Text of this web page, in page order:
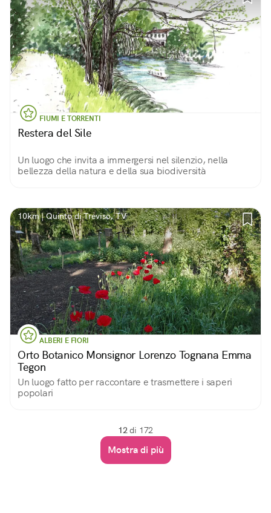
FIUMI E TORRENTI
Restera del Sile
Un luogo che invita a immergersi nel silenzio, nella
bellezza della natura e della sua biodiversità
10km | Quinto di Treviso, TV
ALBERI E FIORI
Orto Botanico Monsignor Lorenzo Tognana Emma
Tegon
Un luogo fatto per raccontare e trasmettere i saperi
popolari
12di 172
Mostra di più